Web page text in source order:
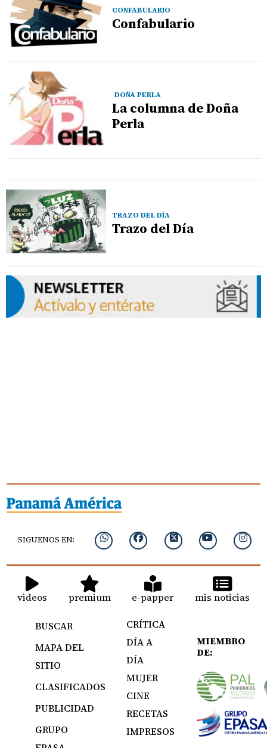
CONFABULARIO
Confabulario
DOÑA PERLA
La columna de Doña
Perla
TRAZO DEL DÍA
Trazo del Día
SIGUENOS EN:
videos premium e-papper mis noticias
BUSCAR
MAPA DEL
SITIO
CLASIFICADOS
PUBLICIDAD
GRUPO
CRÍTICA
DÍA A
DÍA
MUJER
CINE
RECETAS
IMPRESOS
MIEMBRO
DE: